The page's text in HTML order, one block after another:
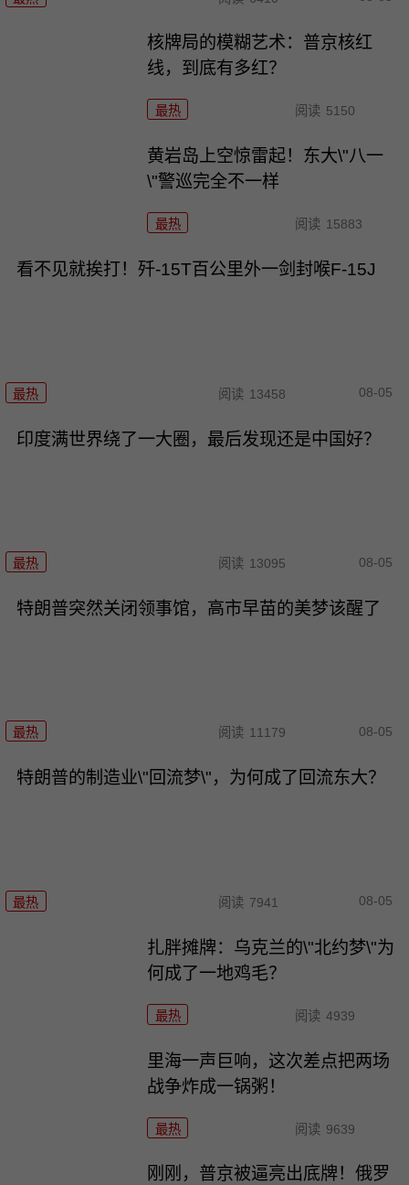
核牌局的模糊艺术：普京核红
线，到底有多红？
最热 阅读 5150
黄岩岛上空惊雷起！东大\"八一
\"警巡完全不一样
最热 阅读 15883
看不见就挨打！歼-15T百公里外一剑封喉F-15J
最热 阅读 13458 08-05
印度满世界绕了一大圈，最后发现还是中国好？
最热 阅读 13095 08-05
特朗普突然关闭领事馆，高市早苗的美梦该醒了
最热 阅读 11179 08-05
特朗普的制造业\"回流梦\"，为何成了回流东大？
最热 阅读 7941 08-05
扎胖摊牌：乌克兰的\"北约梦\"为
何成了一地鸡毛？
最热 阅读 4939
里海一声巨响，这次差点把两场
战争炸成一锅粥！
最热 阅读 9639
刚刚，普京被逼亮出底牌！俄罗